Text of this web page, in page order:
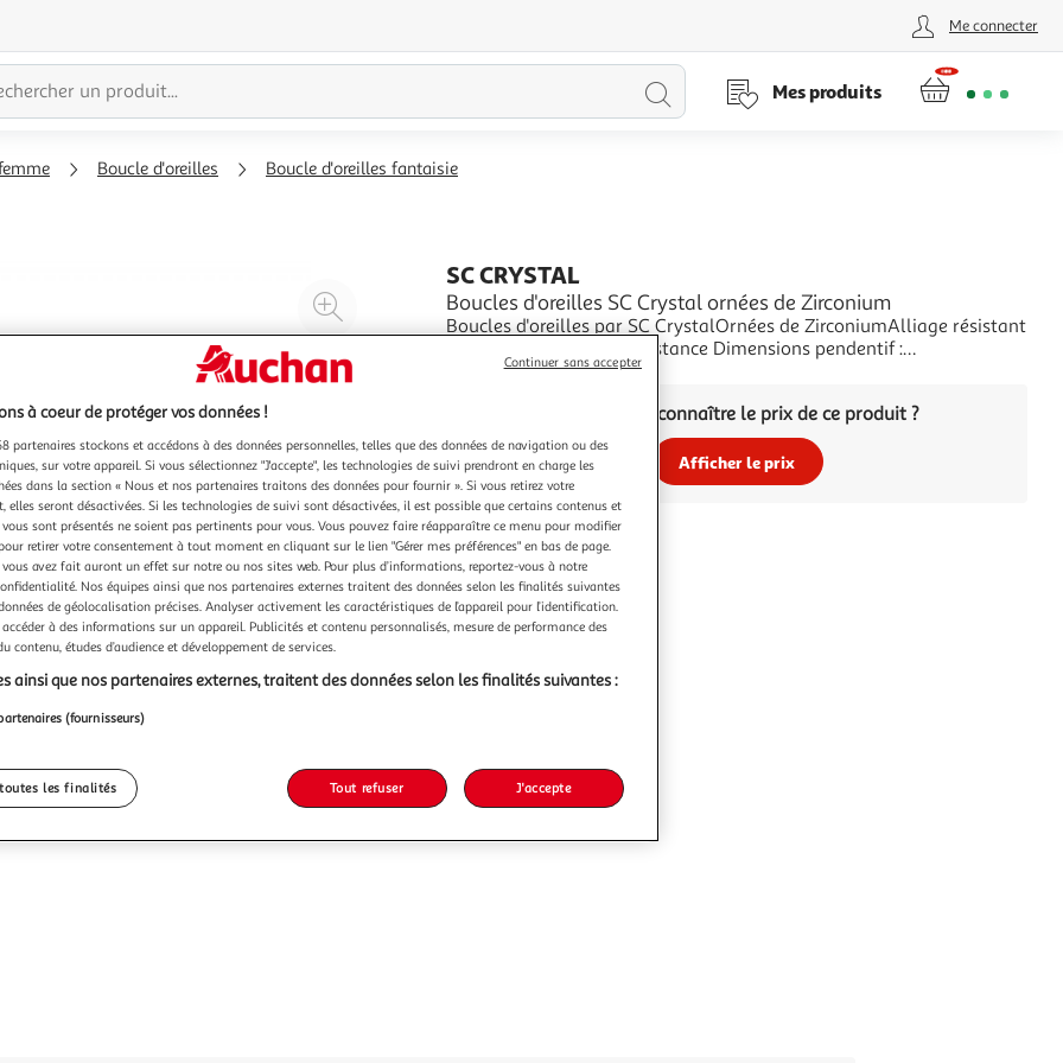
Me connecter
Lancer
Mes produits
Boucle d'oreilles Boucle d'oreilles fantaisie
Agrandir
l'illustration
à
200%
Réduire
l'illustration
100
%
le
produit
SC CRYSTAL
Boucles d'oreilles SC Crystal ornées de Zirconium
Boucles d'oreilles par SC CrystalOrnées de ZirconiumAlliage résistant
avec plaquage haute résistance Dimensions pendentif :
11x11x5mmAttache de type piercing.
En savoir +
Vous voulez connaître le prix de ce produit ?
Afficher le prix
à coeur de protéger vos données !
partenaires stockons et accédons à des données personnelles, telles que des données de navigation ou des
sur votre appareil. Si vous sélectionnez "J'accepte", les technologies de suivi prendront en charge les
dans la section « Nous et nos partenaires traitons des données pour fournir ». Si vous retirez votre
elles seront désactivées. Si les technologies de suivi sont désactivées, il est possible que certains contenus et
sont présentés ne soient pas pertinents pour vous. Vous pouvez faire réapparaître ce menu pour modifier
retirer votre consentement à tout moment en cliquant sur le lien "Gérer mes préférences" en bas de page.
vous avez fait auront un effet sur notre ou nos sites web. Pour plus d’informations, reportez-vous à notre
Nos équipes ainsi que nos partenaires externes traitent des données selon les finalités suivantes
de géolocalisation précises. Analyser activement les caractéristiques de l’appareil pour l’identification.
à des informations sur un appareil. Publicités et contenu personnalisés, mesure de performance des
contenu, études d’audience et développement de services.
ainsi que nos partenaires externes, traitent des données selon les finalités suivantes :
(fournisseurs)
les finalités Tout refuser J'accepte
Continuer sans accepter